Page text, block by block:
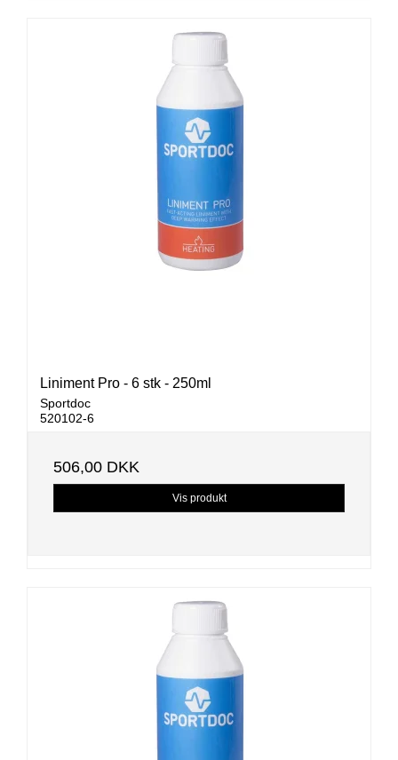
Liniment Pro - 6 stk - 250ml
Sportdoc
520102-6
506,00 DKK
Vis produkt